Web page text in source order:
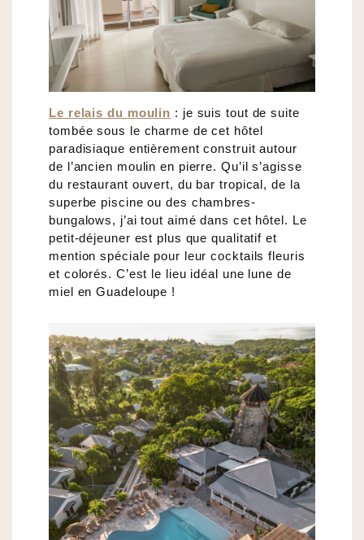
Le relais du moulin : je suis tout de suite
tombée sous le charme de cet hôtel
paradisiaque entièrement construit autour
de l’ancien moulin en pierre. Qu’il s’agisse
du restaurant ouvert, du bar tropical, de la
superbe piscine ou des chambres-
bungalows, j’ai tout aimé dans cet hôtel. Le
petit-déjeuner est plus que qualitatif et
mention spéciale pour leur cocktails fleuris
et colorés. C’est le lieu idéal une lune de
miel en Guadeloupe !